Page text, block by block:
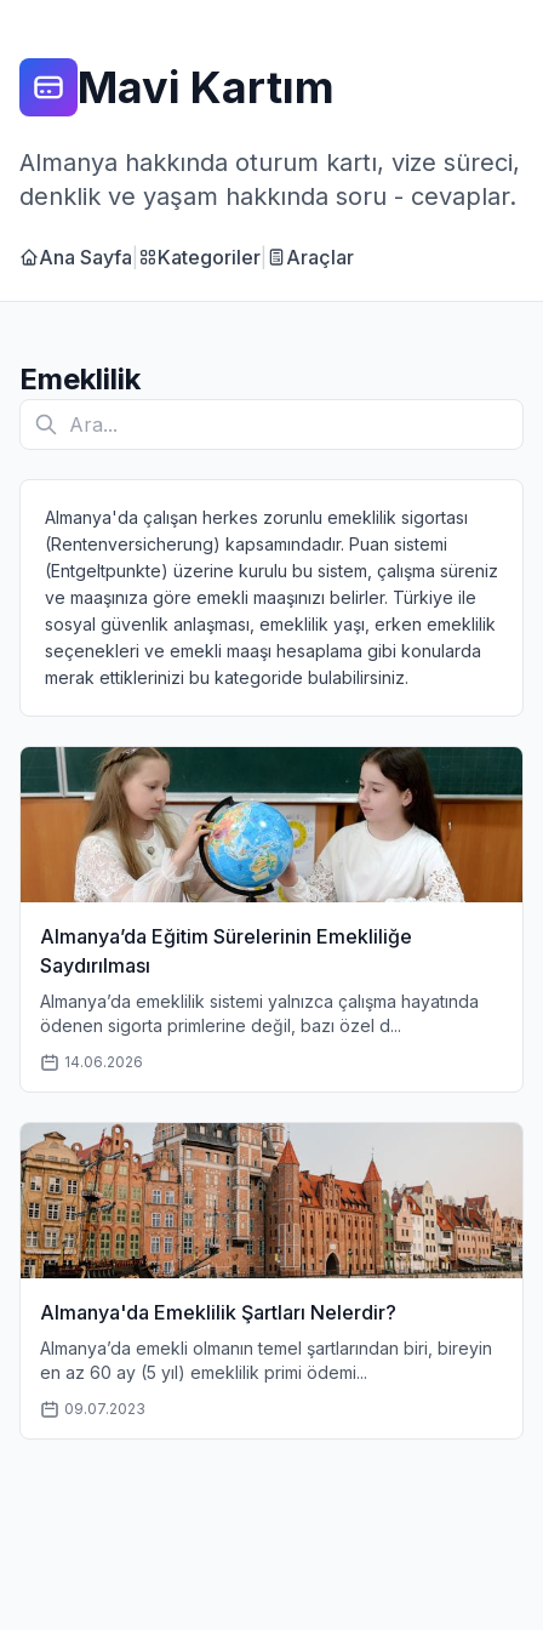
Mavi Kartım
Almanya hakkında oturum kartı, vize süreci,
denklik ve yaşam hakkında soru - cevaplar.
Ana Sayfa Kategoriler Araçlar
Emeklilik
Almanya'da çalışan herkes zorunlu emeklilik sigortası
(Rentenversicherung) kapsamındadır. Puan sistemi
(Entgeltpunkte) üzerine kurulu bu sistem, çalışma süreniz
ve maaşınıza göre emekli maaşınızı belirler. Türkiye ile
sosyal güvenlik anlaşması, emeklilik yaşı, erken emeklilik
seçenekleri ve emekli maaşı hesaplama gibi konularda
merak ettiklerinizi bu kategoride bulabilirsiniz.
Almanya’da Eğitim Sürelerinin Emekliliğe
Saydırılması
Almanya’da emeklilik sistemi yalnızca çalışma hayatında
ödenen sigorta primlerine değil, bazı özel d...
14.06.2026
Almanya'da Emeklilik Şartları Nelerdir?
Almanya’da emekli olmanın temel şartlarından biri, bireyin
en az 60 ay (5 yıl) emeklilik primi ödemi...
09.07.2023